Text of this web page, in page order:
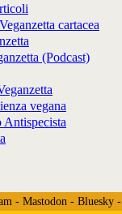
cartacea
(Podcast)
vegana
Antispecista
- Mastodon- Bluesky-